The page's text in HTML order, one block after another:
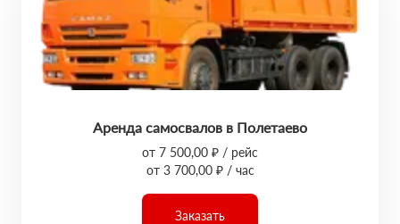
Аренда самосвалов в Полетаево
от 7 500,00 ₽ / рейс
от 3 700,00 ₽ / час
Заказать